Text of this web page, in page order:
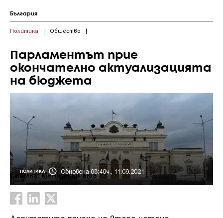
България
Политика | Общество |
Парламентът прие
окончателно актуализацията
на бюджета
ПОЛИТИКА Обновена 08:40ч., 11.09.2021
Снимка: Мениджър нюз